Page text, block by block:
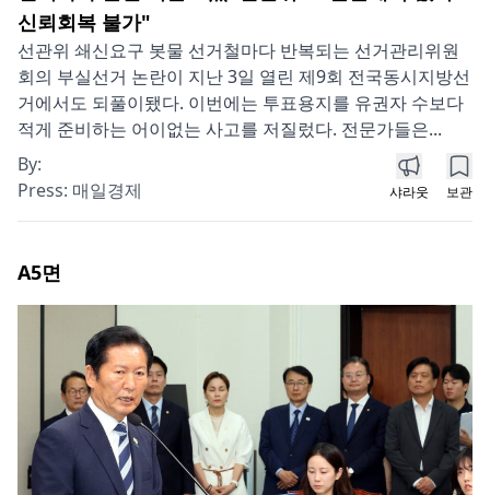
신뢰회복 불가"
선관위 쇄신요구 봇물 선거철마다 반복되는 선거관리위원
회의 부실선거 논란이 지난 3일 열린 제9회 전국동시지방선
거에서도 되풀이됐다. 이번에는 투표용지를 유권자 수보다
적게 준비하는 어이없는 사고를 저질렀다. 전문가들은...
By:
Press: 매일경제 샤라웃 보관
A5면